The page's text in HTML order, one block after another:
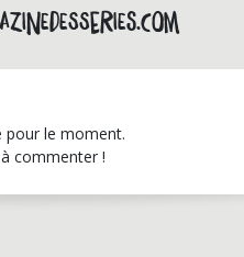
pour le moment.
commenter !